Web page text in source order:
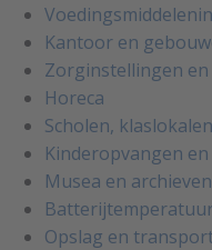
Kantoor en
Zorginstellingen
Horeca
Scholen,
Kinderopvangen
Musea en archieven
Opslag en